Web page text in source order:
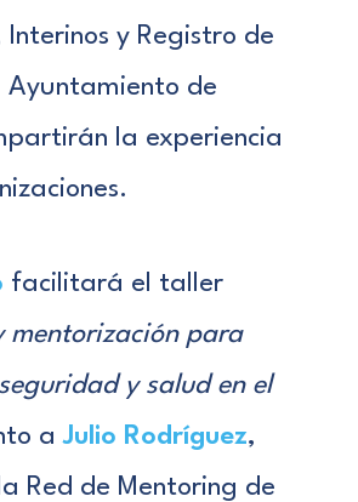
Interinos y Registro de
Ayuntamiento de
la experiencia
facilitará el taller
mentorización para
y salud en el
aJulio Rodríguez,
Red de Mentoring de